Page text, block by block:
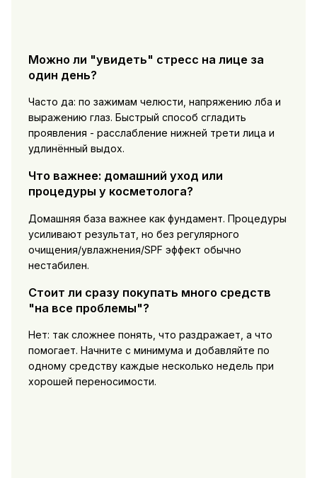
Можно ли "увидеть" стресс на лице за
один день?
Часто да: по зажимам челюсти, напряжению лба и
выражению глаз. Быстрый способ сгладить
проявления - расслабление нижней трети лица и
удлинённый выдох.
Что важнее: домашний уход или
процедуры у косметолога?
Домашняя база важнее как фундамент. Процедуры
усиливают результат, но без регулярного
очищения/увлажнения/SPF эффект обычно
нестабилен.
Стоит ли сразу покупать много средств
"на все проблемы"?
Нет: так сложнее понять, что раздражает, а что
помогает. Начните с минимума и добавляйте по
одному средству каждые несколько недель при
хорошей переносимости.